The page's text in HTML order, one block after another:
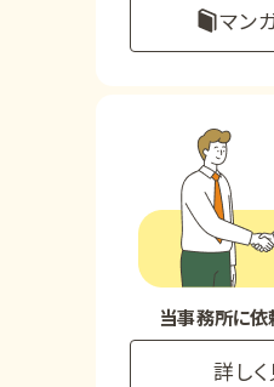
お客様からの感謝のお
で受給相
マン
当事務所に依
詳し